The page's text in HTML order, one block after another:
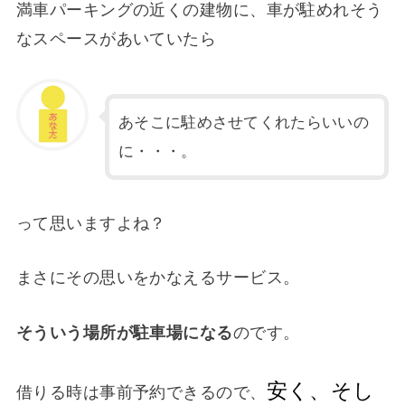
満車パーキングの近くの建物に、車が駐めれそう
なスペースがあいていたら
あそこに駐めさせてくれたらいいの
に・・・。
って思いますよね？
まさにその思いをかなえるサービス。
そういう場所が駐車場になるのです。
借りる時は事前予約できるので、 安く、そし